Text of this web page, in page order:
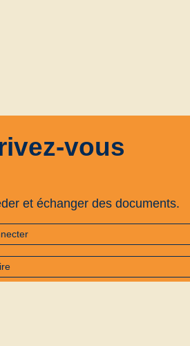
vous
et échanger des documents.